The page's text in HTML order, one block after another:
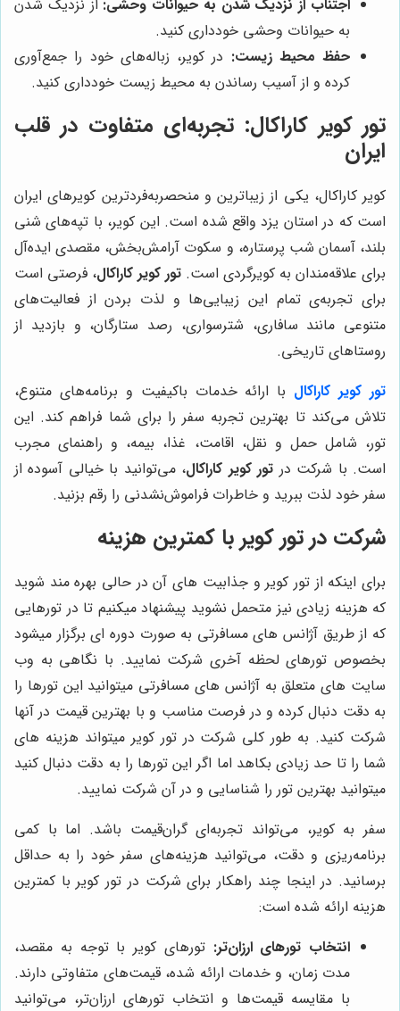
اجتناب از نزدیک شدن به حیوانات وحشی: از نزدیک شدن
به حیوانات وحشی خودداری کنید.
حفظ محیط زیست: در کویر، زباله‌های خود را جمع‌آوری
کرده و از آسیب رساندن به محیط زیست خودداری کنید.
تور کویر کاراکال: تجربه‌ای متفاوت در قلب
ایران
کویر کاراکال، یکی از زیباترین و منحصربه‌فردترین کویرهای ایران
است که در استان یزد واقع شده است. این کویر، با تپه‌های شنی
بلند، آسمان شب پرستاره، و سکوت آرامش‌بخش، مقصدی ایده‌آل
برای علاقه‌مندان به کویرگردی است. تور کویر کاراکال، فرصتی است
برای تجربه‌ی تمام این زیبایی‌ها و لذت بردن از فعالیت‌های
متنوعی مانند سافاری، شترسواری، رصد ستارگان، و بازدید از
روستاهای تاریخی.
تور کویر کاراکال با ارائه خدمات باکیفیت و برنامه‌های متنوع،
تلاش می‌کند تا بهترین تجربه سفر را برای شما فراهم کند. این
تور، شامل حمل و نقل، اقامت، غذا، بیمه، و راهنمای مجرب
است. با شرکت در تور کویر کاراکال، می‌توانید با خیالی آسوده از
سفر خود لذت ببرید و خاطرات فراموش‌نشدنی را رقم بزنید.
شرکت در تور کویر با کمترین هزینه
برای اینکه از تور کویر و جذابیت های آن در حالی بهره مند شوید
که هزینه زیادی نیز متحمل نشوید پیشنهاد میکنیم تا در تورهایی
که از طریق آژانس های مسافرتی به صورت دوره ای برگزار میشود
بخصوص تورهای لحظه آخری شرکت نمایید. با نگاهی به وب
سایت های متعلق به آژانس های مسافرتی میتوانید این تورها را
به دقت دنبال کرده و در فرصت مناسب و با بهترین قیمت در آنها
شرکت کنید. به طور کلی شرکت در تور کویر میتواند هزینه های
شما را تا حد زیادی بکاهد اما اگر این تورها را به دقت دنبال کنید
میتوانید بهترین تور را شناسایی و در آن شرکت نمایید.
سفر به کویر، می‌تواند تجربه‌ای گران‌قیمت باشد. اما با کمی
برنامه‌ریزی و دقت، می‌توانید هزینه‌های سفر خود را به حداقل
برسانید. در اینجا چند راهکار برای شرکت در تور کویر با کمترین
هزینه ارائه شده است:
انتخاب تورهای ارزان‌تر: تورهای کویر با توجه به مقصد،
مدت زمان، و خدمات ارائه شده، قیمت‌های متفاوتی دارند.
با مقایسه قیمت‌ها و انتخاب تورهای ارزان‌تر، می‌توانید